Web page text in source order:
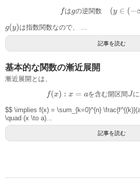
は の逆関数
fはgの逆 数(y∈ −∞,
g(y) は指数関数なので、 ...
記事を読む
基本的な関数の漸近展開
漸近展開とは、
を含む開 区間 に
f ( x) :x =aを含む開区 間 Jにお
$$ \implies f(x) = \sum_{k=0}^{n}
\quad (x \to a)...
記事を読む